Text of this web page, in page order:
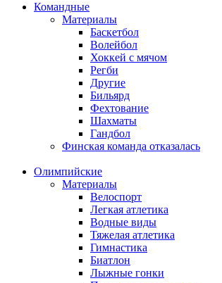
Командные
Материалы
Баскетбол
Волейбол
Хоккей с мячом
Регби
Другие
Бильярд
Фехтование
Шахматы
Гандбол
Финская команда отказалась
Олимпийские
Материалы
Велоспорт
Легкая атлетика
Водные виды
Тяжелая атлетика
Гимнастика
Биатлон
Лыжные гонки